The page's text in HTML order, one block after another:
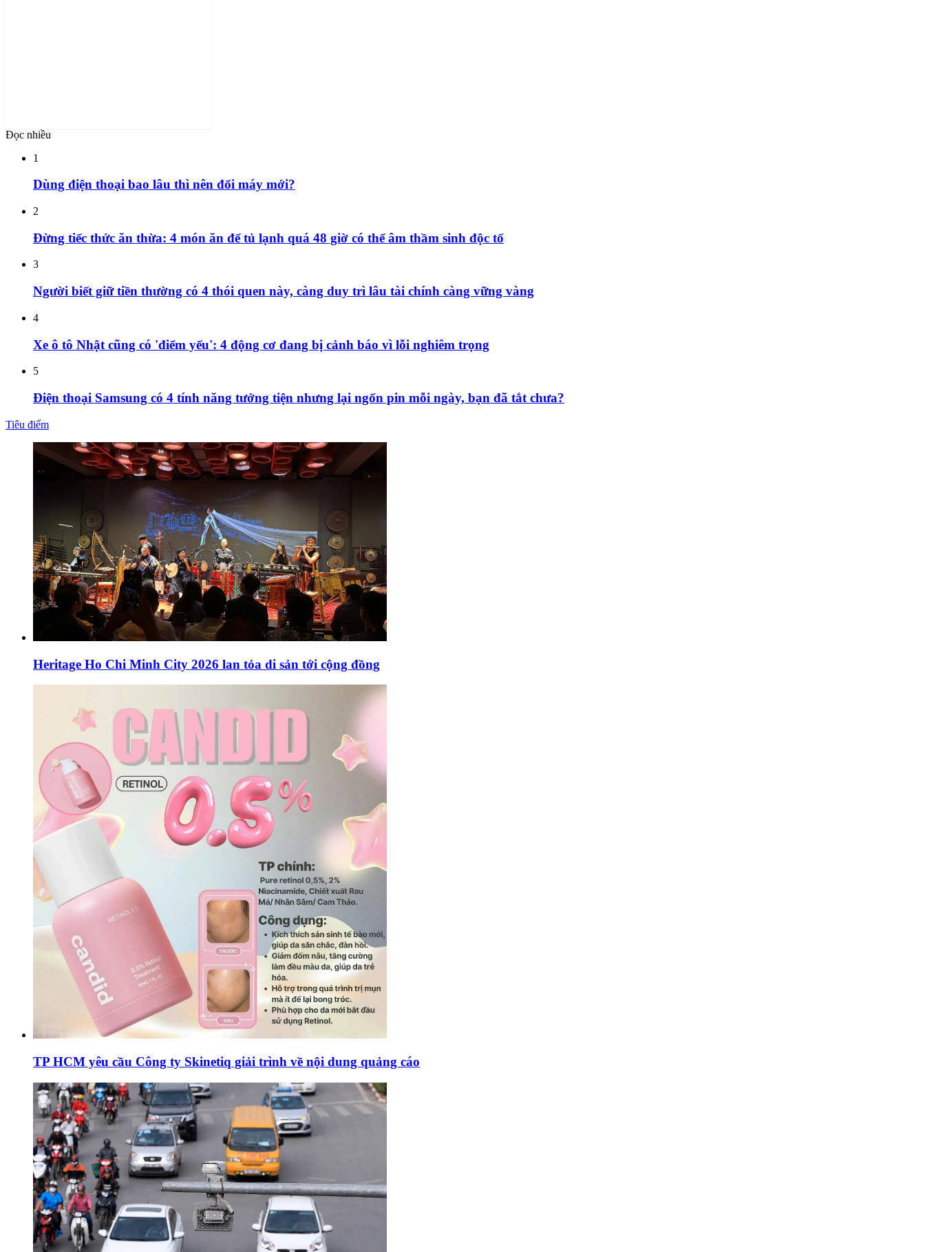
Đọc nhiều
1
Dùng điện thoại bao lâu thì nên đổi máy mới?
2
Đừng tiếc thức ăn thừa: 4 món ăn để tủ lạnh quá 48 giờ có thể âm thầm sinh độc tố
3
Người biết giữ tiền thường có 4 thói quen này, càng duy trì lâu tài chính càng vững vàng
4
Xe ô tô Nhật cũng có 'điểm yếu': 4 động cơ đang bị cảnh báo vì lỗi nghiêm trọng
5
Điện thoại Samsung có 4 tính năng tưởng tiện nhưng lại ngốn pin mỗi ngày, bạn đã tắt chưa?
Tiêu điểm
Heritage Ho Chi Minh City 2026 lan tỏa di sản tới cộng đồng
TP HCM yêu cầu Công ty Skinetiq giải trình về nội dung quảng cáo